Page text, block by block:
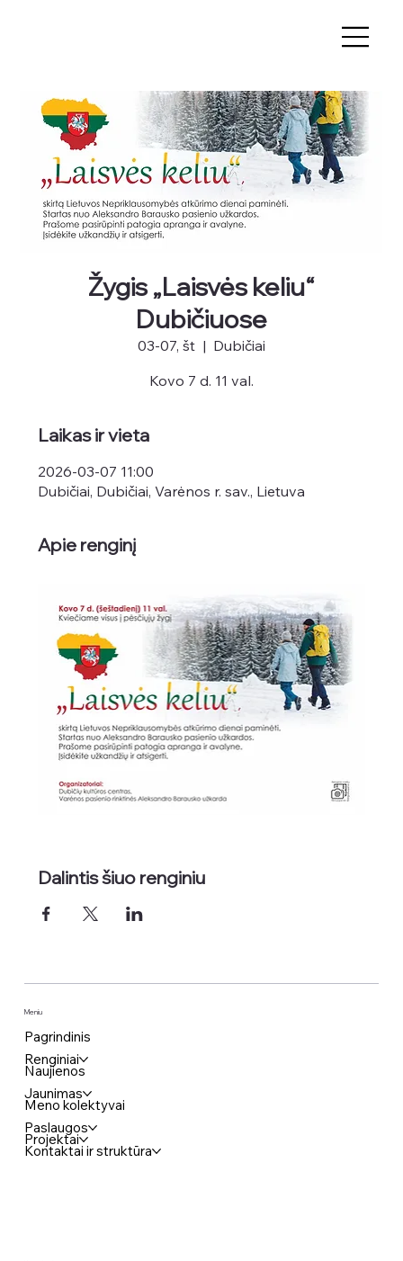
Žygis „Laisvės keliu“
Dubičiuose
03-07, št
  |
Dubičiai
Kovo 7 d. 11 val.
Laikas ir vieta
2026-03-07 11:00
Dubičiai, Dubičiai, Varėnos r. sav., Lietuva
Apie renginį
Dalintis šiuo renginiu
Meniu
Pagrindinis
Renginiai
Naujienos
Jaunimas
Meno kolektyvai
Paslaugos
Projektai
Kontaktai ir struktūra